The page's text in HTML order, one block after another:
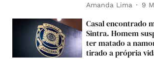
Amanda Lima 9
Casal encontrado
Sintra. Homem
ter matado a
tirado a própria